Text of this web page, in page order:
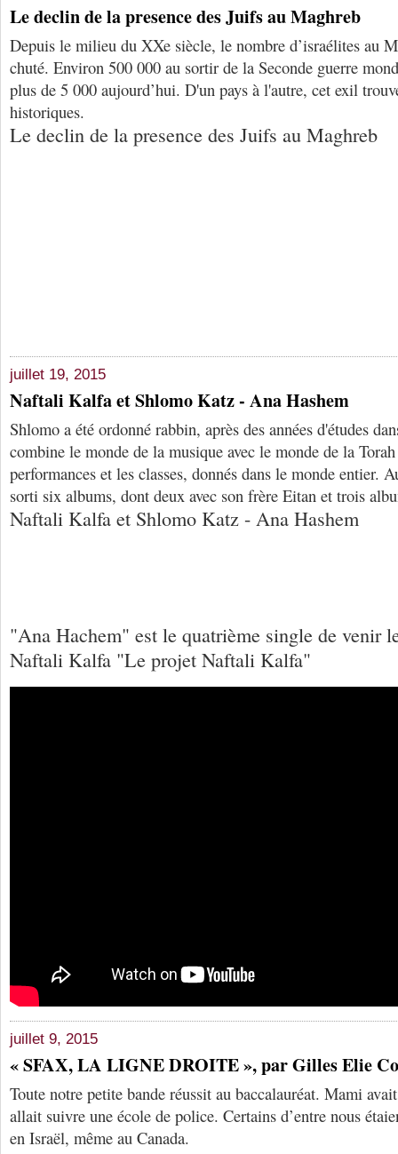
Le declin de la presence des Juifs au Maghreb
Depuis le milieu du XXe siècle, le nombre d’israélites au
chuté. Environ 500 000 au sortir de la Seconde guerre
plus de 5 000 aujourd’hui. D'un pays à l'autre, cet exil
historiques.
Le declin de la presence des Juifs au Maghreb
juillet 19, 2015
Naftali Kalfa et Shlomo Katz - Ana Hashem
Shlomo a été ordonné rabbin, après des années d'études
combine le monde de la musique avec le monde de la Torah
performances et les classes, donnés dans le monde entier.
sorti six albums, dont deux avec son frère Eitan et trois
Naftali Kalfa et Shlomo Katz - Ana Hashem
"Ana Hachem" est le quatrième single de venir
Naftali Kalfa "Le projet Naftali Kalfa"
juillet 9, 2015
« SFAX, LA LIGNE DROITE », par Gilles Elie
Toute notre petite bande réussit au baccalauréat. Mami
allait suivre une école de police. Certains d’entre nous
en Israël, même au Canada.